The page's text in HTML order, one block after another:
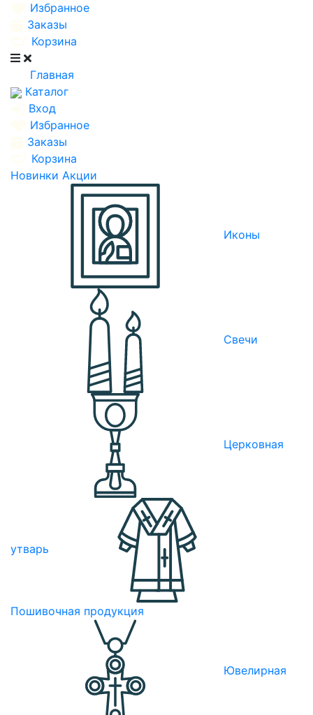
Избранное
Заказы
Корзина
Главная
Каталог
Вход
Избранное
Заказы
Корзина
Новинки Акции
Иконы
Свечи
Церковная
утварь
Пошивочная продукция
Ювелирная